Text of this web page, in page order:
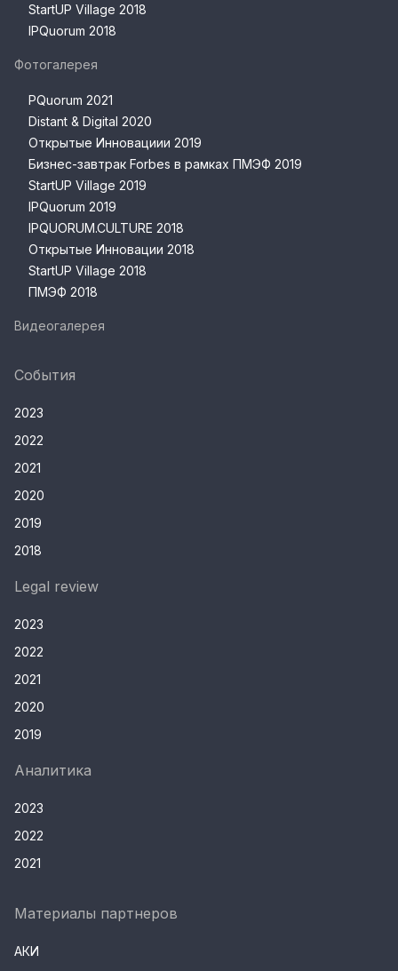
StartUP Village 2018
IPQuorum 2018
Фотогалерея
PQuorum 2021
Distant & Digital 2020
Открытые Инновациии 2019
Бизнес-завтрак Forbes в рамках ПМЭФ 2019
StartUP Village 2019
IPQuorum 2019
IPQUORUM.CULTURE 2018
Открытые Инновации 2018
StartUP Village 2018
ПМЭФ 2018
Видеогалерея
События
2023
2022
2021
2020
2019
2018
Legal review
2023
2022
2021
2020
2019
Аналитика
2023
2022
2021
Материалы партнеров
АКИ